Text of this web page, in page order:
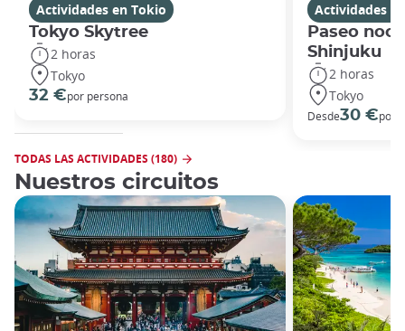
Actividades en Tokio
Tokyo Skytree
2 horas
Tokyo
32 €por persona
Actividades
Paseo
Shinjuku
2 horas
Tokyo
Desde30 €por
TODAS LAS ACTIVIDADES (180)
Nuestros circuitos